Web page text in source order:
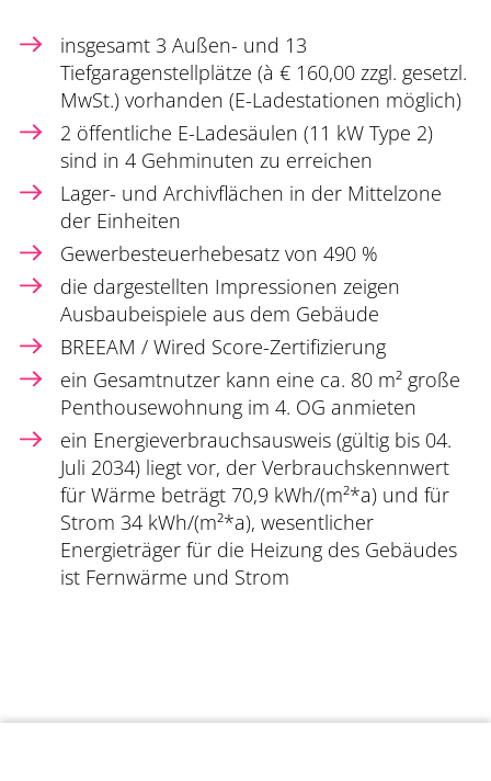
insgesamt 3 Außen- und 13
Tiefgaragenstellplätze (à € 160,00 zzgl. gesetzl.
MwSt.) vorhanden (E-Ladestationen möglich)
2 öffentliche E-Ladesäulen (11 kW Type 2)
sind in 4 Gehminuten zu erreichen
Lager- und Archivflächen in der Mittelzone
der Einheiten
Gewerbesteuerhebesatz von 490 %
die dargestellten Impressionen zeigen
Ausbaubeispiele aus dem Gebäude
BREEAM / Wired Score-Zertifizierung
ein Gesamtnutzer kann eine ca. 80 m² große
Penthousewohnung im 4. OG anmieten
ein Energieverbrauchsausweis (gültig bis 04.
Juli 2034) liegt vor, der Verbrauchskennwert
für Wärme beträgt 70,9 kWh/(m²*a) und für
Strom 34 kWh/(m²*a), wesentlicher
Energieträger für die Heizung des Gebäudes
ist Fernwärme und Strom